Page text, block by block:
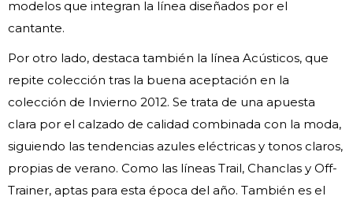
modelos que integran la línea diseñados por el
cantante.
Por otro lado, destaca también la línea Acústicos, que
repite colección tras la buena aceptación en la
colección de Invierno 2012. Se trata de una apuesta
clara por el calzado de calidad combinada con la moda,
siguiendo las tendencias azules eléctricas y tonos claros,
propias de verano. Como las líneas Trail, Chanclas y Off-
Trainer, aptas para esta época del año. También es el